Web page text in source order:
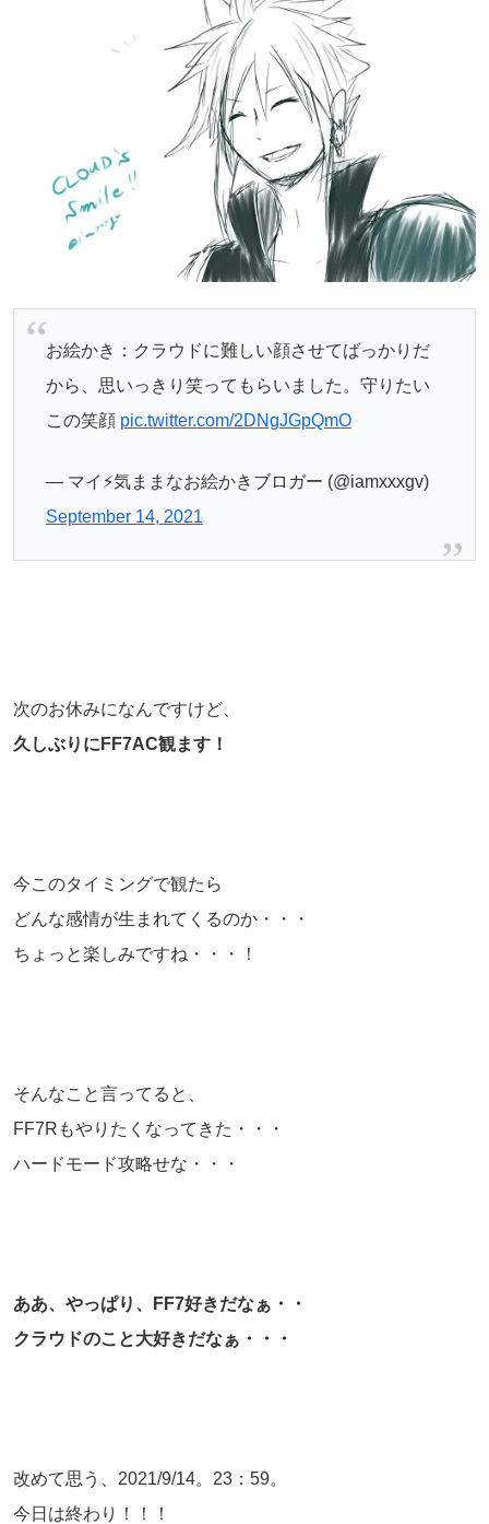
お絵かき：クラウドに難しい顔させてばっかりだ
から、思いっきり笑ってもらいました。守りたい
この笑顔 pic.twitter.com/2DNgJGpQmO
— マイ⚡️気ままなお絵かきブロガー (@iamxxxgv)
September 14, 2021
次のお休みになんですけど、
久しぶりにFF7AC観ます！
今このタイミングで観たら
どんな感情が生まれてくるのか・・・
ちょっと楽しみですね・・・！
そんなこと言ってると、
FF7Rもやりたくなってきた・・・
ハードモード攻略せな・・・
ああ、やっぱり、FF7好きだなぁ・・
クラウドのこと大好きだなぁ・・・
改めて思う、2021/9/14。23：59。
今日は終わり！！！